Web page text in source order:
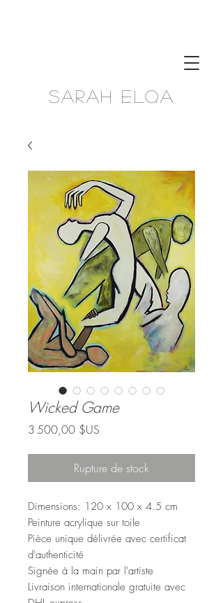
Sarah Elqa
Wicked Game
3 500,00 $US
Rupture de stock
Dimensions: 120 x 100 x 4.5 cm
Peinture acrylique sur toile
Pièce unique délivrée avec certificat
d'authenticité
Signée à la main par l'artiste
Livraison internationale gratuite avec